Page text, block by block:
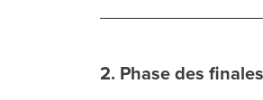
2. Phase des finales